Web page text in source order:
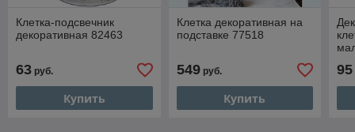
Клетка-подсвечник
декоративная 82463
63 руб.
Купить
Клетка декоративная на
подставке 77518
549руб.
Купить
95